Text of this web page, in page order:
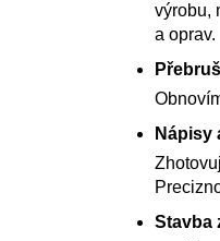
výrobu,
a oprav.
Nápisy
Stavba